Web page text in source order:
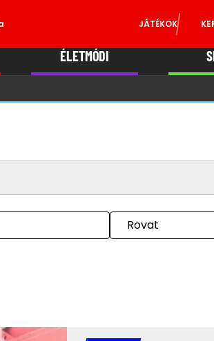
JÁTÉKOK
ÉLETMÓDI
Rovat